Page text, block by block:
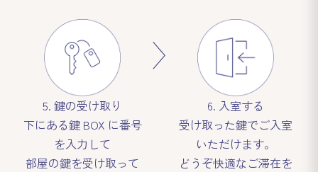
5. 鍵の受け取り
下にある鍵 BOX に番号
を入力して
部屋の鍵を受け取って
6. 入室する
受け取った鍵でご入室
いただけます。
どうぞ快適なご滞在を